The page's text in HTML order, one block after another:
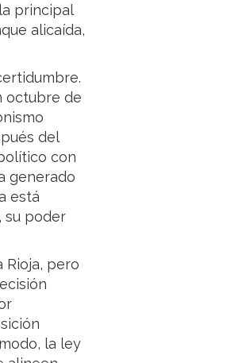
principal
alicaída,
octubre de
del
con
generado
está
su poder
Rioja, pero
la ley